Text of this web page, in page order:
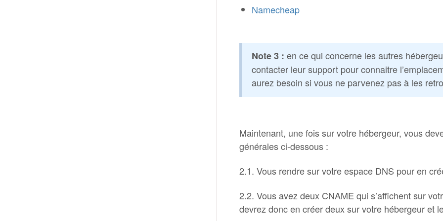
Namecheap
Note 3 : en ce qui concerne les autres
contacter leur support pour connaitre
aurez besoin si vous ne parvenez pas à les
Maintenant, une fois sur votre hébergeur, vous
générales ci-dessous :
2.1. Vous rendre sur votre espace DNS pour en
2.2. Vous avez deux CNAME qui s’affichent sur
devrez donc en créer deux sur votre hébergeur et